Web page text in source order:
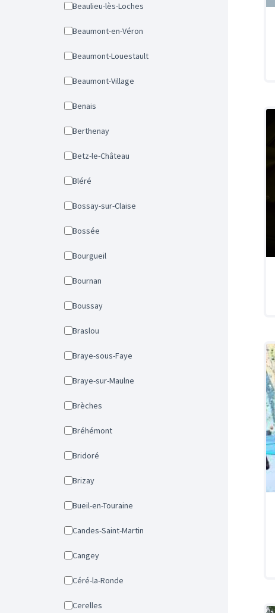
Beaulieu-lès-Loches
Beaumont-en-Véron
Beaumont-Louestault
Beaumont-Village
Benais
Berthenay
Betz-le-Château
Bléré
Bossay-sur-Claise
Bossée
Bourgueil
Bournan
Boussay
Braslou
Braye-sous-Faye
Braye-sur-Maulne
Brèches
Bréhémont
Bridoré
Brizay
Bueil-en-Touraine
Candes-Saint-Martin
Cangey
Céré-la-Ronde
Cerelles